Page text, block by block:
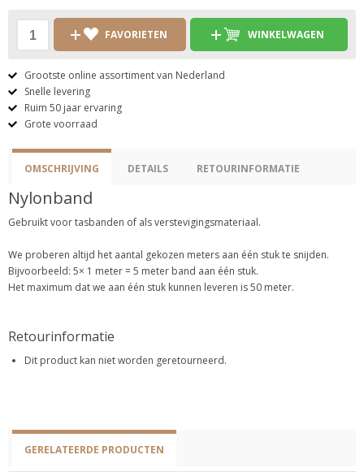
FAVORIETEN WINKELWAGEN
Grootste online assortiment van Nederland
Snelle levering
Ruim 50 jaar ervaring
Grote voorraad
OMSCHRIJVING DETAILS RETOURINFORMATIE
Nylonband
Gebruikt voor tasbanden of als verstevigingsmateriaal.
We proberen altijd het aantal gekozen meters aan één stuk te snijden.
Bijvoorbeeld: 5× 1 meter = 5 meter band aan één stuk.
Het maximum dat we aan één stuk kunnen leveren is 50 meter.
Retourinformatie
Dit product kan niet worden geretourneerd.
GERELATEERDE PRODUCTEN